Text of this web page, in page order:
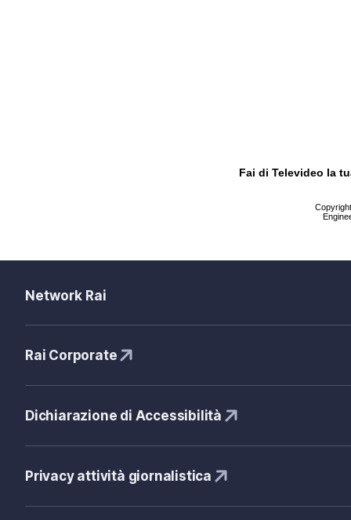
Fai di Televideo la